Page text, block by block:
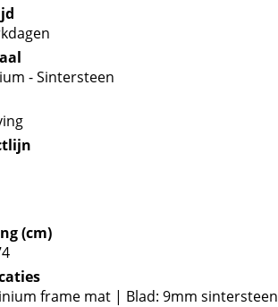
- Sintersteen
(cm)
frame mat | Blad: 9mm sintersteen